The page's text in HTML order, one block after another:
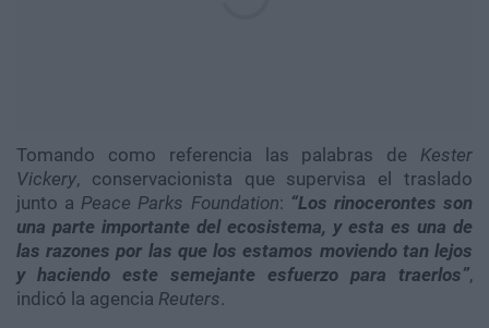
Tomando como referencia las palabras de Kester
Vickery, conservacionista que supervisa el traslado
junto a Peace Parks Foundation: “Los rinocerontes son
una parte importante del ecosistema, y esta es una de
las razones por las que los estamos moviendo tan lejos
y haciendo este semejante esfuerzo para traerlos”,
indicó la agencia Reuters.